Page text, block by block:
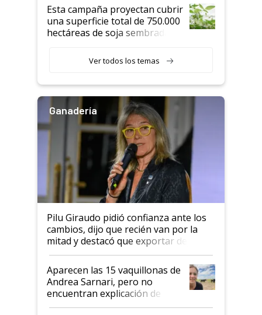
Esta campaña proyectan cubrir
una superficie total de 750.000
hectáreas de soja sembradas
variedades que marcan un
salto tecnológico en genética y
Ver todos los temas
Ganadería
Pilu Giraudo pidió confianza ante los
cambios, dijo que recién van por la
mitad y destacó que exportar dejó de
ser "para unos pocos": "Tenemos un
mandato muy claro del gobierno
nacional"
Aparecen las 15 vaquillonas de
Andrea Sarnari, pero no
encuentran explicación de
cómo llegaron allí